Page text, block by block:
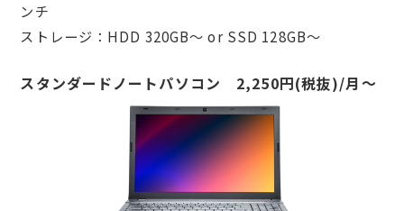
ンチ
ストレージ：HDD 320GB～ or SSD 128GB～
スタンダードノートパソコン 2,250円(税抜)/月〜